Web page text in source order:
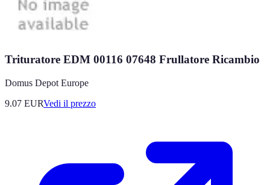
Trituratore EDM 00116 07648 Frullatore Ricambio
Domus Depot Europe
9.07 EURVedi il prezzo